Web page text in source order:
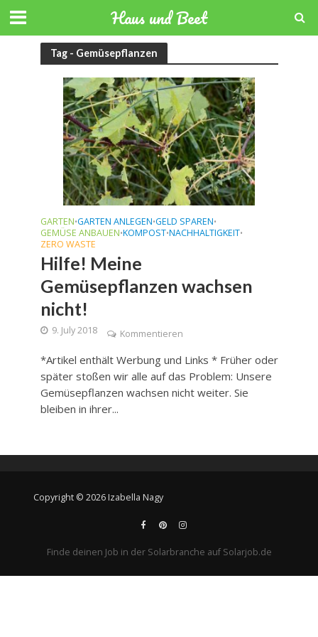
Haus und Beet
Tag - Gemüsepflanzen
GARTEN•GARTEN ANLEGEN•GELD SPAREN•
GEMÜSE ANBAUEN•KOMPOST•NACHHALTIGKEIT•
ZERO WASTE
Hilfe! Meine
Gemüsepflanzen wachsen
nicht!
9. July 2018 Kommentieren
*Artikel enthält Werbung und Links * Früher oder
später stoßen wir alle auf das Problem: Unsere
Gemüsepflanzen wachsen nicht weiter. Sie
bleiben in ihrer...
Copyright © 2026 Izabella Nagy
Finde deinen Job in der Solarbranche auf Solarjob.de